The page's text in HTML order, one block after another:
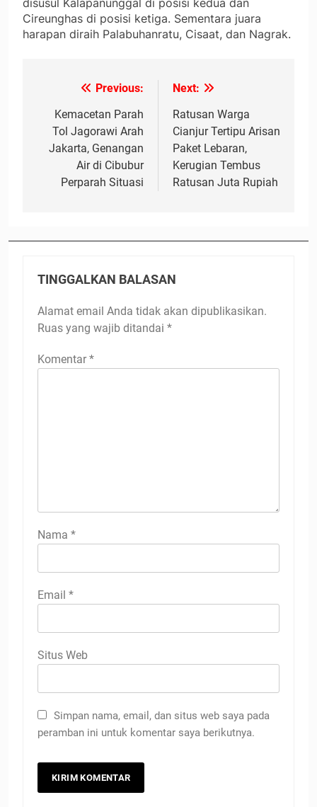
disusul Kalapanunggal di posisi kedua dan
Cireunghas di posisi ketiga. Sementara juara
harapan diraih Palabuhanratu, Cisaat, dan Nagrak.
Navigasi
pos
Previous:
Kemacetan Parah
Tol Jagorawi Arah
Jakarta, Genangan
Air di Cibubur
Perparah Situasi
Next:
Ratusan Warga
Cianjur Tertipu Arisan
Paket Lebaran,
Kerugian Tembus
Ratusan Juta Rupiah
TINGGALKAN BALASAN
Alamat email Anda tidak akan dipublikasikan.
Ruas yang wajib ditandai *
Komentar *
Nama *
Email *
Situs Web
Simpan nama, email, dan situs web saya pada
peramban ini untuk komentar saya berikutnya.